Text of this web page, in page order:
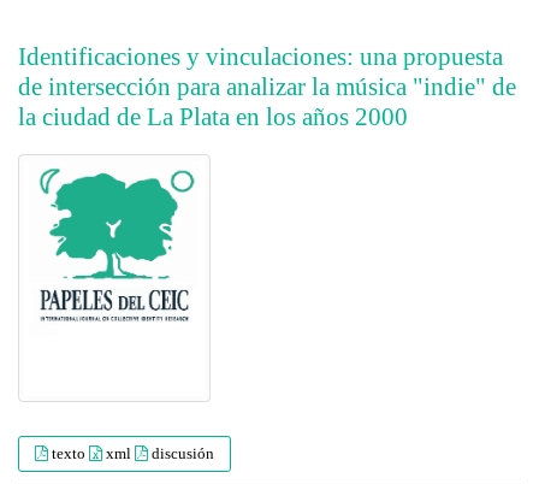
Identificaciones y vinculaciones: una propuesta
de intersección para analizar la música "indie" de
la ciudad de La Plata en los años 2000
##plugins.themes.bootstrap3.article.main##
texto xml discusión